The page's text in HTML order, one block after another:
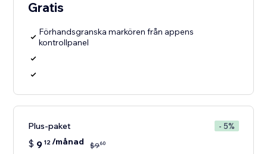
Gratis
Förhandsgranska markören från appens
kontrollpanel
Plus-paket - 5%
$ 9 12/månad $960